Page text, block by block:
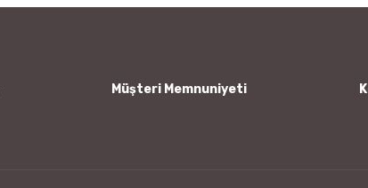
Müşteri Memnuniyeti